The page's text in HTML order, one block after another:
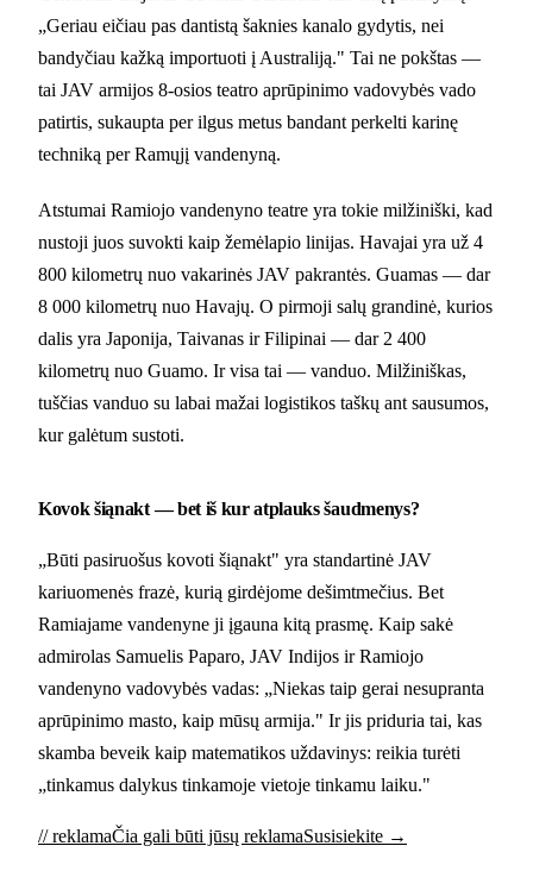
„Geriau eičiau pas dantistą šaknies kanalo gydytis, nei
bandyčiau kažką importuoti į Australiją." Tai ne pokštas —
tai JAV armijos 8-osios teatro aprūpinimo vadovybės vado
patirtis, sukaupta per ilgus metus bandant perkelti karinę
techniką per Ramųjį vandenyną.
Atstumai Ramiojo vandenyno teatre yra tokie milžiniški, kad
nustoji juos suvokti kaip žemėlapio linijas. Havajai yra už 4
800 kilometrų nuo vakarinės JAV pakrantės. Guamas — dar
8 000 kilometrų nuo Havajų. O pirmoji salų grandinė, kurios
dalis yra Japonija, Taivanas ir Filipinai — dar 2 400
kilometrų nuo Guamo. Ir visa tai — vanduo. Milžiniškas,
tuščias vanduo su labai mažai logistikos taškų ant sausumos,
kur galėtum sustoti.
Kovok šiąnakt — bet iš kur atplauks šaudmenys?
„Būti pasiruošus kovoti šiąnakt" yra standartinė JAV
kariuomenės frazė, kurią girdėjome dešimtmečius. Bet
Ramiajame vandenyne ji įgauna kitą prasmę. Kaip sakė
admirolas Samuelis Paparo, JAV Indijos ir Ramiojo
vandenyno vadovybės vadas: „Niekas taip gerai nesupranta
aprūpinimo masto, kaip mūsų armija." Ir jis priduria tai, kas
skamba beveik kaip matematikos uždavinys: reikia turėti
„tinkamus dalykus tinkamoje vietoje tinkamu laiku."
// reklamaČia gali būti jūsų reklamaSusisiekite →